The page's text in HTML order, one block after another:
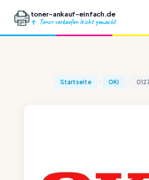
toner-ankauf-einfach.de
Toner verkaufen leicht gemacht
Startseite OKI